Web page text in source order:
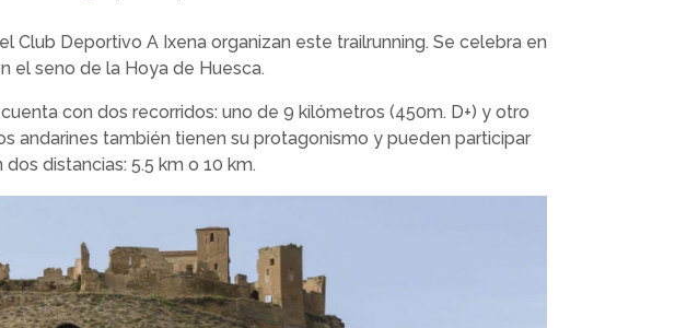
Club Deportivo A Ixena organizan este trailrunning. Se celebra en
el seno de la Hoya de Huesca.
con dos recorridos: uno de 9 kilómetros (450m. D+) y otro
andarines también tienen su protagonismo y pueden participar
distancias: 5.5 km o 10 km.